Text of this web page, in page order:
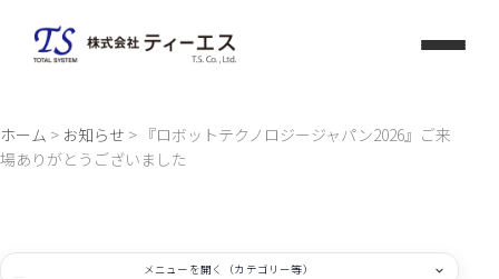
content
ホーム > お知らせ > 『ロボットテクノロジージャパン2026』ご来
場ありがとうございました
メニューを開く（カテゴリー等）